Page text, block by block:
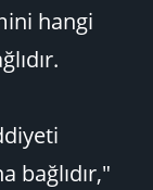
hangi
bağlıdır,"